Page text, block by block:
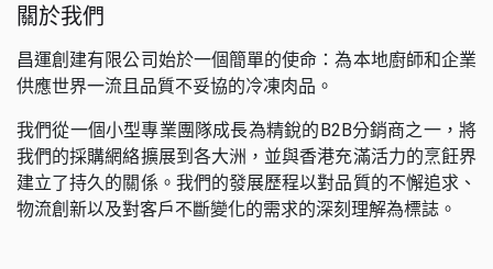
關於我們
昌運創建有限公司始於一個簡單的使命：為本地廚師和企業
供應世界一流且品質不妥協的冷凍肉品。
我們從一個小型專業團隊成長為精銳的B2B分銷商之一，將
我們的採購網絡擴展到各大洲，並與香港充滿活力的烹飪界
建立了持久的關係。我們的發展歷程以對品質的不懈追求、
物流創新以及對客戶不斷變化的需求的深刻理解為標誌。